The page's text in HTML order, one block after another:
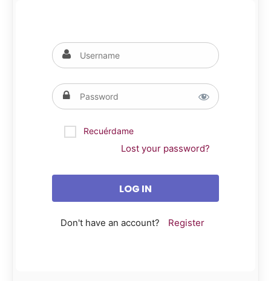
Recuérdame
Lost your password?
Don't have an account? Register